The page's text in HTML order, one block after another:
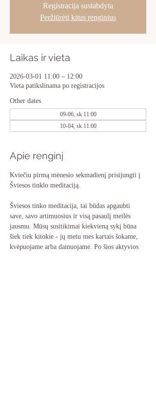
Registracija sustabdyta
Peržiūrėti kitus renginius
Laikas ir vieta
2026-03-01 11:00 – 12:00
Vieta patikslinama po registracijos
Other dates
09-06, sk 11:00
10-04, sk 11:00
Apie renginį
Kviečiu pirmą mėnesio sekmadienį prisijungti į
Šviesos tinklo meditaciją.
Šviesos tinko meditacija, tai būdas apgaubti
save, savo artimuosius ir visą pasaulį meilės
jausmu. Mūsų susitikimai kiekvieną sykį būna
šiek tiek kitokie - jų metu mes kartais šokame,
kvėpuojame arba dainuojame. Po šios aktyvios